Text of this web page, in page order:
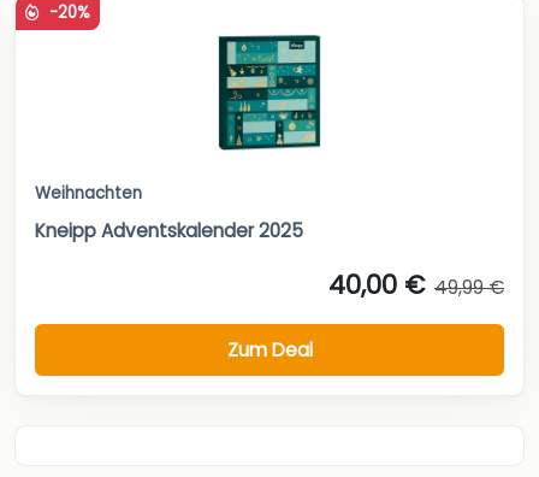
-20%
Weihnachten
Kneipp Adventskalender 2025
40,00 € 49,99 €
Zum Deal